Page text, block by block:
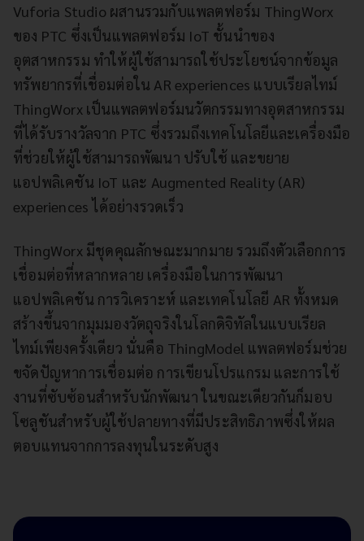
Vuforia Studio ผสานรวมกับแพลตฟอร์ม ThingWorx
ของ PTC ซึ่งเป็นแพลตฟอร์ม IoT ชั้นนำของ
อุตสาหกรรม ทำให้ผู้ใช้สามารถใช้ประโยชน์จากข้อมูล
ทรัพยากรที่เชื่อมต่อใน AR experiences แบบเรียลไทม์
ThingWorx เป็นแพลตฟอร์มนวัตกรรมทางอุตสาหกรรม
ที่ได้รับรางวัลจาก PTC ซึ่งรวมถึงเทคโนโลยีและเครื่องมือ
ที่ช่วยให้ผู้ใช้สามารถพัฒนา ปรับใช้ และขยาย
แอปพลิเคชัน IoT และ Augmented Reality (AR)
experiences ได้อย่างรวดเร็ว
ThingWorx มีชุดคุณลักษณะมากมาย รวมถึงตัวเลือกการ
เชื่อมต่อที่หลากหลาย เครื่องมือในการพัฒนา
แอปพลิเคชัน การวิเคราะห์ และเทคโนโลยี AR ทั้งหมด
สร้างขึ้นจากมุมมองวัตถุจริงในโลกดิจิทัลในแบบเรียล
ไทม์เพียงครั้งเดียว นั่นคือ ThingModel แพลตฟอร์มช่วย
ขจัดปัญหาการเชื่อมต่อ การเขียนโปรแกรม และการใช้
งานที่ซับซ้อนสำหรับนักพัฒนา ในขณะเดียวกันก็มอบ
โซลูชันสำหรับผู้ใช้ปลายทางที่มีประสิทธิภาพซึ่งให้ผล
ตอบแทนจากการลงทุนในระดับสูง